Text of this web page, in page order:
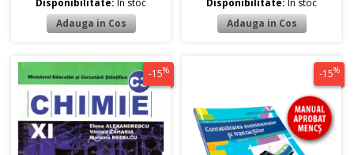
-15% -15%